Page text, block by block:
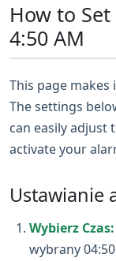
How to
4:50 AM
This page makes
The settings
can easily adjust
activate your
Ustawianie
Wybierz Czas:
wybrany